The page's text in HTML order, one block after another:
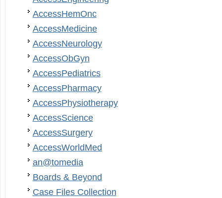
AccessHemOnc
AccessMedicine
AccessNeurology
AccessObGyn
AccessPediatrics
AccessPharmacy
AccessPhysiotherapy
AccessScience
AccessSurgery
AccessWorldMed
an@tomedia
Boards & Beyond
Case Files Collection